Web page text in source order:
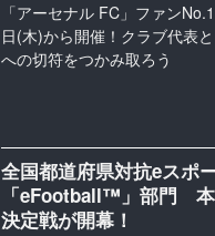
「アーセナル FC」ファン
日(木)から開催！クラブ代表
への切符をつかみ取ろう
全国都道府県対抗eスポ
「eFootball™」部門 本
決定戦が開幕！